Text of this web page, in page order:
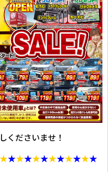
くださいませ！
★★★★★★★★★★★★